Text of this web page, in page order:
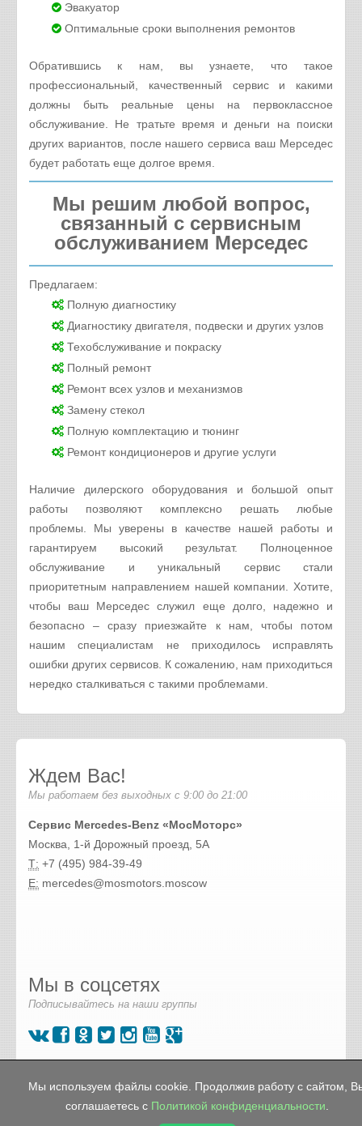
Эвакуатор
Оптимальные сроки выполнения ремонтов
Обратившись к нам, вы узнаете, что такое
профессиональный, качественный сервис и какими
должны быть реальные цены на первоклассное
обслуживание. Не тратьте время и деньги на поиски
других вариантов, после нашего сервиса ваш Мерседес
будет работать еще долгое время.
Мы решим любой вопрос,
связанный с сервисным
обслуживанием Мерседес
Предлагаем:
Полную диагностику
Диагностику двигателя, подвески и других узлов
Техобслуживание и покраску
Полный ремонт
Ремонт всех узлов и механизмов
Замену стекол
Полную комплектацию и тюнинг
Ремонт кондиционеров и другие услуги
Наличие дилерского оборудования и большой опыт
работы позволяют комплексно решать любые
проблемы. Мы уверены в качестве нашей работы и
гарантируем высокий результат. Полноценное
обслуживание и уникальный сервис стали
приоритетным направлением нашей компании. Хотите,
чтобы ваш Мерседес служил еще долго, надежно и
безопасно – сразу приезжайте к нам, чтобы потом
нашим специалистам не приходилось исправлять
ошибки других сервисов. К сожалению, нам приходиться
нередко сталкиваться с такими проблемами.
Ждем Вас!
Мы работаем без выходных с 9:00 до 21:00
Сервис Mercedes-Benz «МосМоторс»
Москва, 1-й Дорожный проезд, 5А
Т: +7 (495) 984-39-49
E: mercedes@mosmotors.moscow
Мы в соцсетях
Подписывайтесь на наши группы
ЮАО в Чертаново
О компании
Контакты
Политика конфиденциальности
Мы используем файлы cookie. Продолжив работу с сайтом,
соглашаетесь с Политикой конфиденциальности